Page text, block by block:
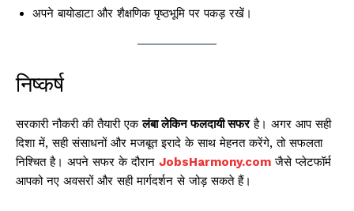
अपने बायोडाटा और शैक्षणिक पृष्ठभूमि पर पकड़ रखें।
निष्कर्ष
सरकारी नौकरी की तैयारी एकलंबा लेकिन फलदायी सफरहै। अगर आप सही
दिशा में, सही संसाधनों और मजबूत इरादे के साथ मेहनत करेंगे, तो सफलता
निश्चित है। अपने सफर के दौरान JobsHarmony.com जैसे प्लेटफॉर्म
आपको नए अवसरों और सही मार्गदर्शन से जोड़ सकते हैं।